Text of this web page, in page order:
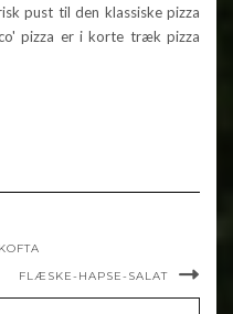
pust til den klassiske pizza
pizza er i korte træk pizza
FLÆSKE-HAPSE-SALAT